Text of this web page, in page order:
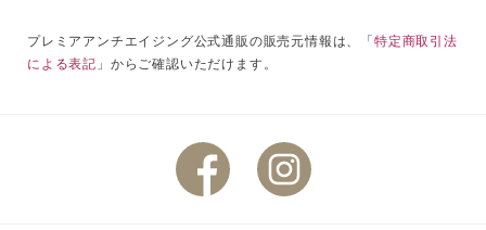
プレミアアンチエイジング公式通販の販売元情報は、「特定商取引法
による表記 」からご確認いただけます。